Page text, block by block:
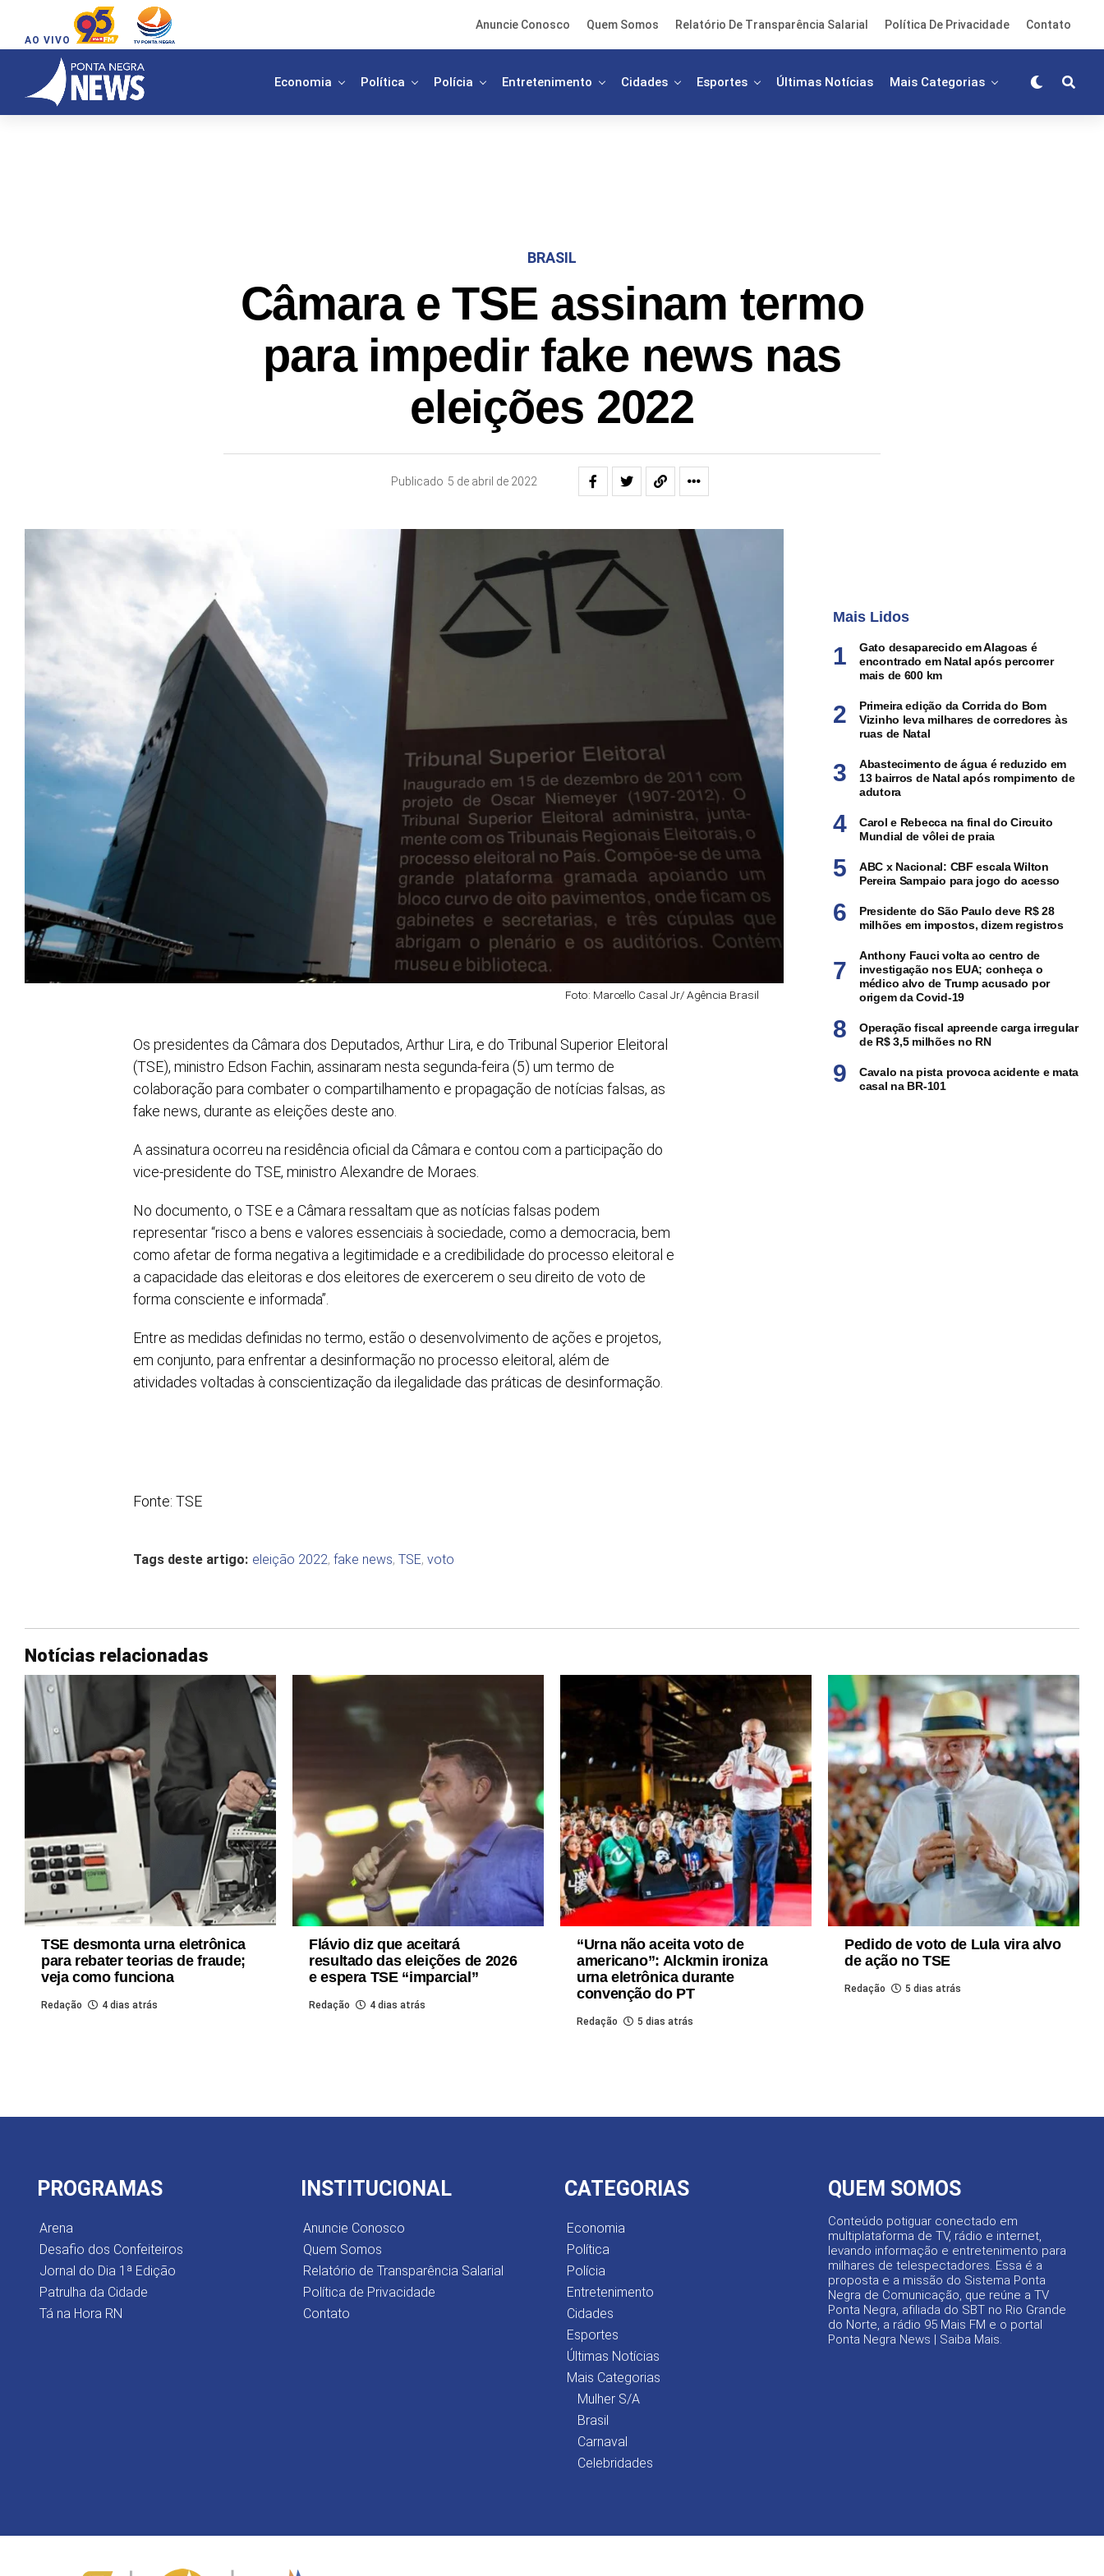
AO VIVO
Anuncie Conosco Quem Somos Relatório De Transparência Salarial Política De Privacidade Contato
Economia Política Polícia Entretenimento Cidades Esportes Últimas Notícias Mais Categorias
BRASIL
Câmara e TSE assinam termo
para impedir fake news nas
eleições 2022
Publicado 5 de abril de 2022
Foto: Marcello Casal Jr/ Agência Brasil
Os presidentes da Câmara dos Deputados, Arthur Lira, e do Tribunal Superior Eleitoral
(TSE), ministro Edson Fachin, assinaram nesta segunda-feira (5) um termo de
colaboração para combater o compartilhamento e propagação de notícias falsas, as
fake news, durante as eleições deste ano.
A assinatura ocorreu na residência oficial da Câmara e contou com a participação do
vice-presidente do TSE, ministro Alexandre de Moraes.
No documento, o TSE e a Câmara ressaltam que as notícias falsas podem
representar “risco a bens e valores essenciais à sociedade, como a democracia, bem
como afetar de forma negativa a legitimidade e a credibilidade do processo eleitoral e
a capacidade das eleitoras e dos eleitores de exercerem o seu direito de voto de
forma consciente e informada”.
Entre as medidas definidas no termo, estão o desenvolvimento de ações e projetos,
em conjunto, para enfrentar a desinformação no processo eleitoral, além de
atividades voltadas à conscientização da ilegalidade das práticas de desinformação.
Fonte: TSE
Tags deste artigo: eleição 2022, fake news, TSE, voto
Mais Lidos
Gato desaparecido em Alagoas é
encontrado em Natal após percorrer
mais de 600 km
Primeira edição da Corrida do Bom
Vizinho leva milhares de corredores às
ruas de Natal
Abastecimento de água é reduzido em
13 bairros de Natal após rompimento de
adutora
Carol e Rebecca na final do Circuito
Mundial de vôlei de praia
ABC x Nacional: CBF escala Wilton
Pereira Sampaio para jogo do acesso
Presidente do São Paulo deve R$ 28
milhões em impostos, dizem registros
Anthony Fauci volta ao centro de
investigação nos EUA; conheça o
médico alvo de Trump acusado por
origem da Covid-19
Operação fiscal apreende carga irregular
de R$ 3,5 milhões no RN
Cavalo na pista provoca acidente e mata
casal na BR-101
Notícias relacionadas
TSE desmonta urna eletrônica
para rebater teorias de fraude;
veja como funciona
Redação 4 dias atrás
Flávio diz que aceitará
resultado das eleições de 2026
e espera TSE “imparcial”
Redação 4 dias atrás
“Urna não aceita voto de
americano”: Alckmin ironiza
urna eletrônica durante
convenção do PT
Redação 5 dias atrás
Pedido de voto de Lula vira alvo
de ação no TSE
Redação 5 dias atrás
PROGRAMAS
Arena
Desafio dos Confeiteiros
Jornal do Dia 1ª Edição
Patrulha da Cidade
Tá na Hora RN
INSTITUCIONAL
Anuncie Conosco
Quem Somos
Relatório de Transparência Salarial
Política de Privacidade
Contato
CATEGORIAS
Economia
Política
Polícia
Entretenimento
Cidades
Esportes
Últimas Notícias
Mais Categorias
Mulher S/A
Brasil
Carnaval
Celebridades
QUEM SOMOS
Conteúdo potiguar conectado em
multiplataforma de TV, rádio e internet,
levando informação e entretenimento para
milhares de telespectadores. Essa é a
proposta e a missão do Sistema Ponta
Negra de Comunicação, que reúne a TV
Ponta Negra, afiliada do SBT no Rio Grande
do Norte, a rádio 95 Mais FM e o portal
Ponta Negra News | Saiba Mais.